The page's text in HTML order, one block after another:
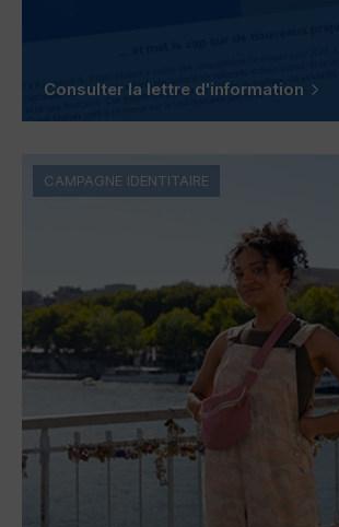
Consulter la lettre d'information
CAMPAGNE IDENTITAIRE